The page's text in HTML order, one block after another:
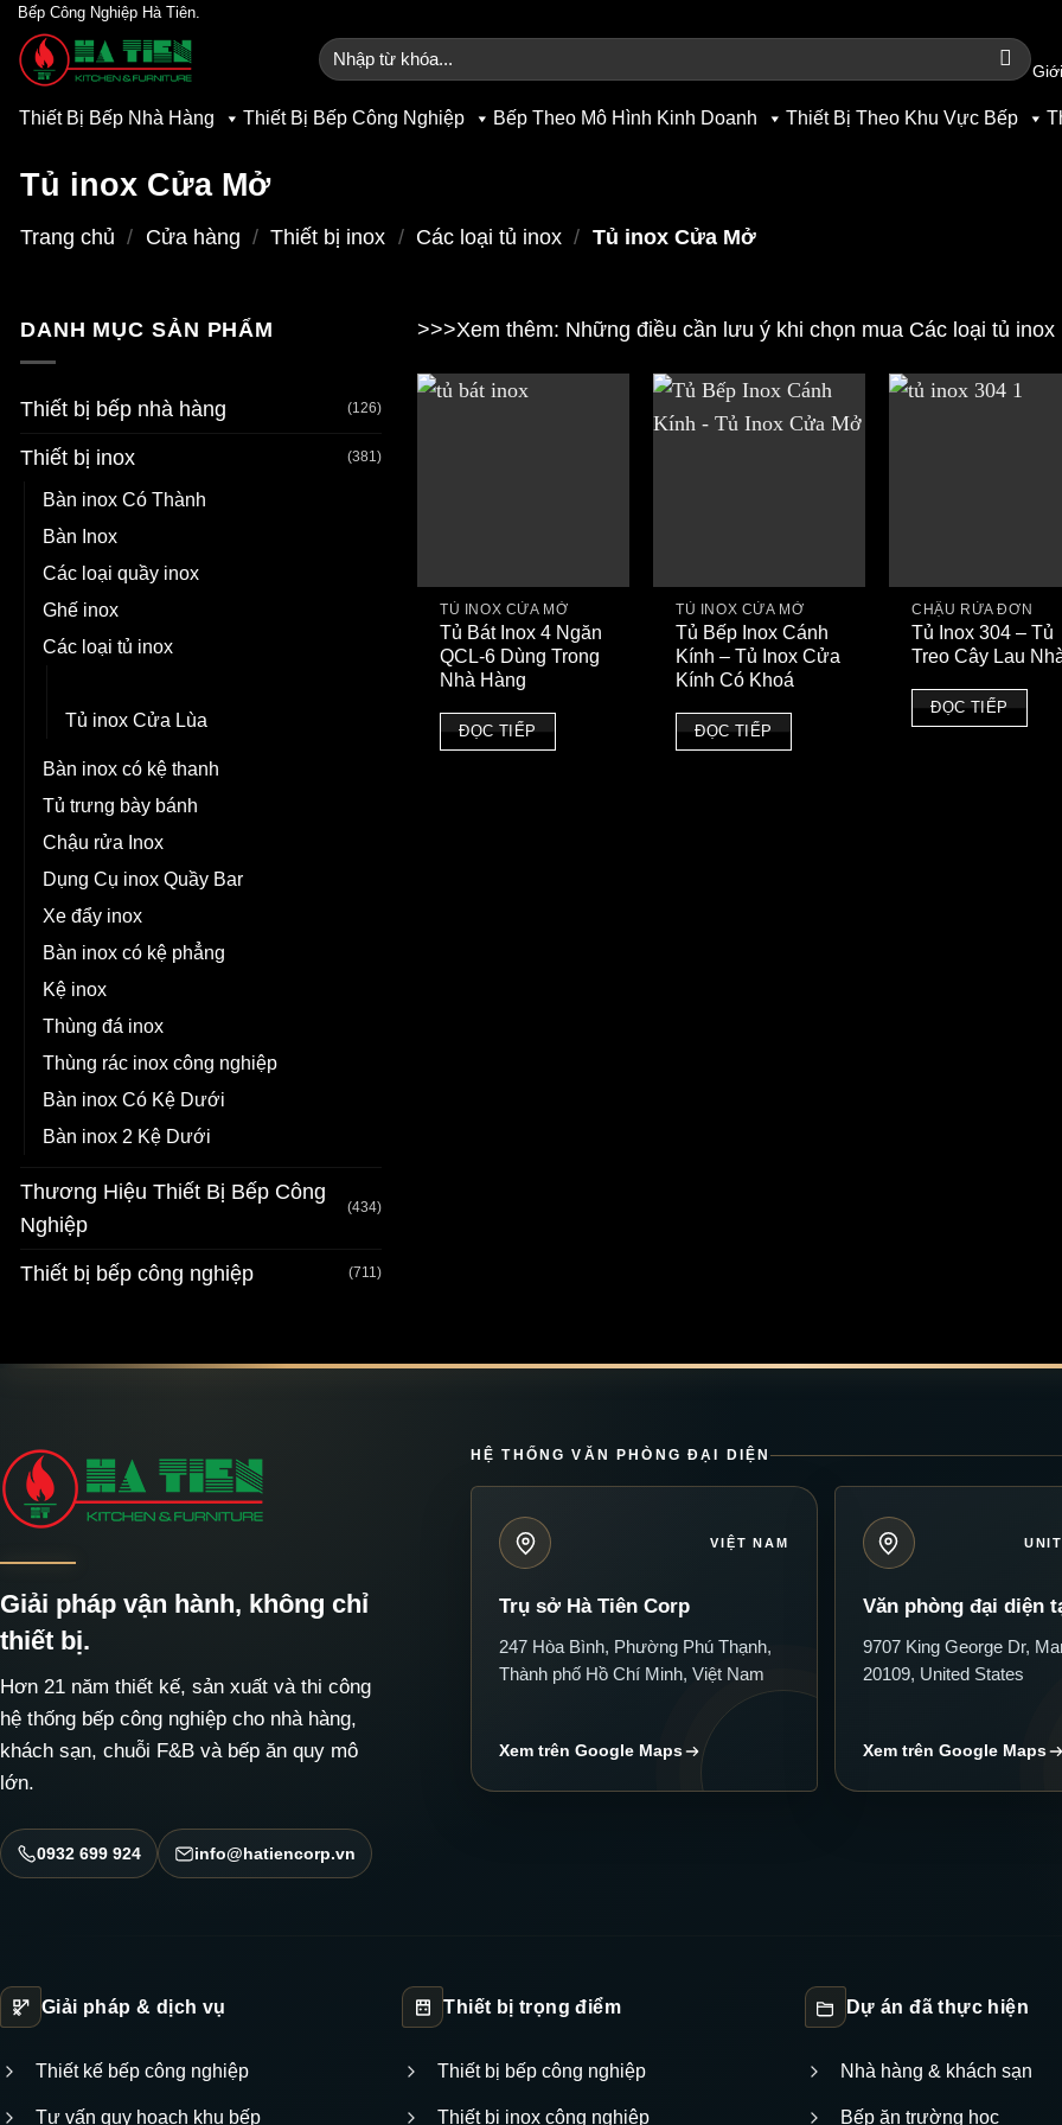
Bỏ
qua
nội
dung
Bếp Công Nghiệp Hà Tiên.
Tìm
kiếm:
Thiết Bị Bếp Nhà Hàng Thiết Bị Bếp Công Nghiệp Bếp Theo Mô Hình Kinh Doanh Thiết Bị Theo Khu Vực Bếp
Tủ inox Cửa Mở
Trang chủ / Cửa hàng / Thiết bị inox / Các loại tủ inox / Tủ inox Cửa Mở
DANH MỤC SẢN PHẨM
Thiết bị bếp nhà hàng (126)
Thiết bị inox (381)
Bàn inox Có Thành
Bàn Inox
Các loại quầy inox
Ghế inox
Các loại tủ inox
Tủ inox Cửa Lùa
Bàn inox có kệ thanh
Tủ trưng bày bánh
Chậu rửa Inox
Dụng Cụ inox Quầy Bar
Xe đẩy inox
Bàn inox có kệ phẳng
Kệ inox
Thùng đá inox
Thùng rác inox công nghiệp
Bàn inox Có Kệ Dưới
Bàn inox 2 Kệ Dưới
Thương Hiệu Thiết Bị Bếp Công
Nghiệp
(434)
Thiết bị bếp công nghiệp (711)
>>>Xem thêm: Những điều cần lưu ý khi chọn mua Các loại tủ inox
TỦ INOX CỬA MỞ
Tủ Bát Inox 4 Ngăn
QCL-6 Dùng Trong
Nhà Hàng
ĐỌC TIẾP
TỦ INOX CỬA MỞ
Tủ Bếp Inox Cánh
Kính – Tủ Inox Cửa
Kính Có Khoá
ĐỌC TIẾP
CHẬU RỬA ĐƠN
Tủ Inox 304 – Tủ
Treo Cây Lau
ĐỌC TIẾP
Giải pháp vận hành, không chỉ
thiết bị.
Hơn 21 năm thiết kế, sản xuất và thi công
hệ thống bếp công nghiệp cho nhà hàng,
khách sạn, chuỗi F&B và bếp ăn quy mô
lớn.
0932 699 924 info@hatiencorp.vn
HỆ THỐNG VĂN PHÒNG ĐẠI DIỆN
VIỆT NAM
Trụ sở Hà Tiên Corp
247 Hòa Bình, Phường Phú Thạnh,
Thành phố Hồ Chí Minh, Việt Nam
Xem trên Google Maps
Văn phòng đại diện
9707 King George Dr,
20109, United States
Xem trên Google Maps
Giải pháp & dịch vụ
Thiết kế bếp công nghiệp
Tư vấn quy hoạch khu bếp
Thiết bị trọng điểm
Thiết bị bếp công nghiệp
Thiết bị inox công nghiệp
Dự án đã thực hiện
Nhà hàng & khách sạn
Bếp ăn trường học